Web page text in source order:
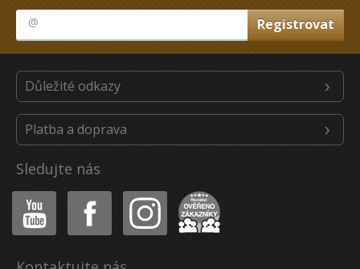
Důležité odkazy
Platba a doprava
Sledujte nás
Youtube Facebook Instagram Heureka